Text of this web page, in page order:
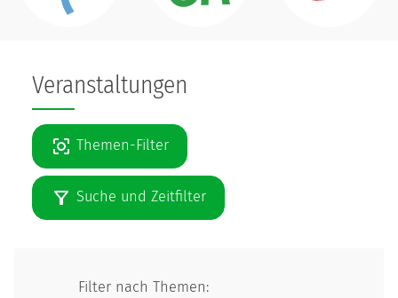
Veranstaltungen
Themen-Filter
Suche und Zeitfilter
Filter nach Themen: